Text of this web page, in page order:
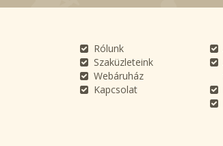
Rólunk
Szaküzleteink
Webáruház
Kapcsolat